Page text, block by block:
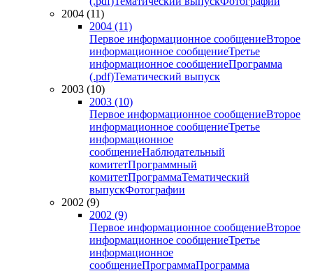
2004 (11)
2004 (11)
Первое информационное сообщениеВторое
информационное сообщениеТретье
информационное сообщениеПрограмма
(.pdf)Тематический выпуск
2003 (10)
2003 (10)
Первое информационное сообщениеВторое
информационное сообщениеТретье
информационное
сообщениеНаблюдательный
комитетПрограммный
комитетПрограммаТематический
выпускФотографии
2002 (9)
2002 (9)
Первое информационное сообщениеВторое
информационное сообщениеТретье
информационное
сообщениеПрограммаПрограмма